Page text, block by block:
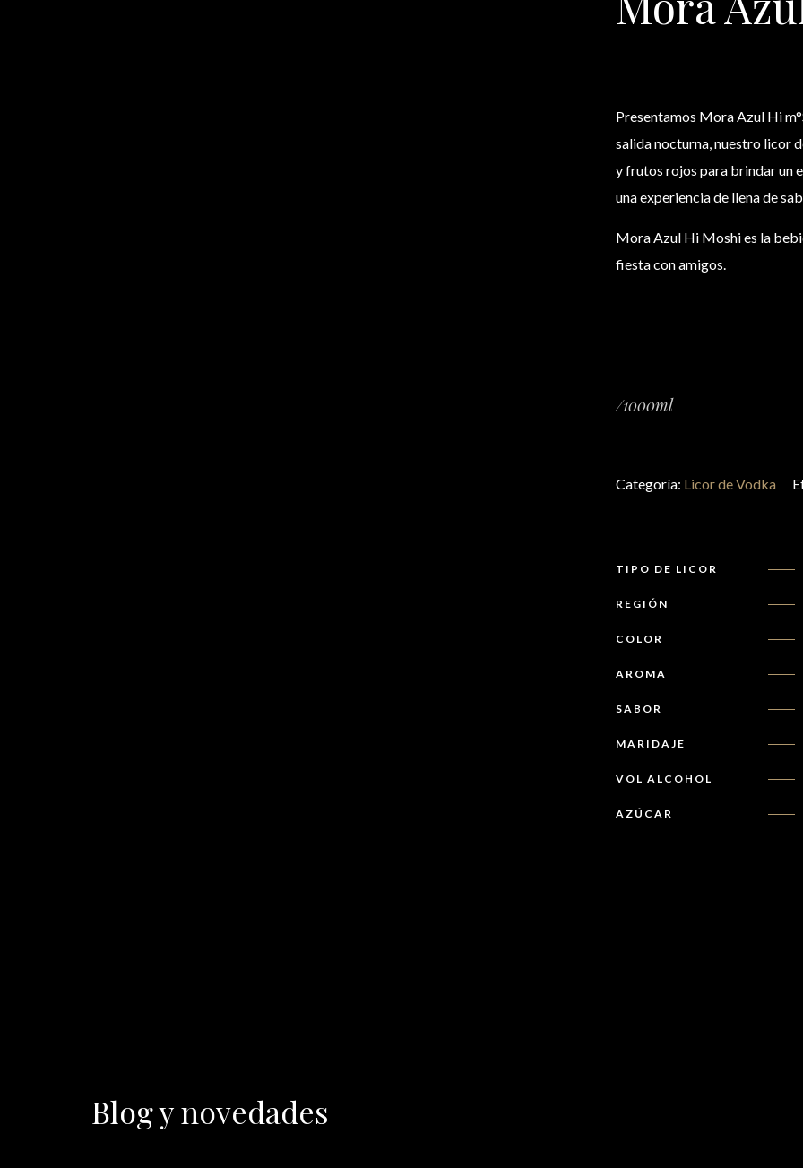
Presentamos Mora Azul Hi
salida nocturna, nuestro licor
y frutos rojos para brindar un
una experiencia de llena de
Mora Azul Hi Moshi es la
fiesta con amigos.
/1000ml
Categoría: Licor de Vodka
TIPO DE LICOR
REGIÓN
COLOR
AROMA
SABOR
MARIDAJE
VOL ALCOHOL
AZÚCAR
Blog y novedades